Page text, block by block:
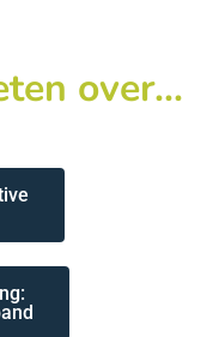
over...